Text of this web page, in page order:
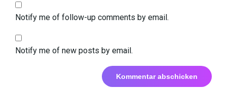
Notify me of follow-up comments by email.
Notify me of new posts by email.